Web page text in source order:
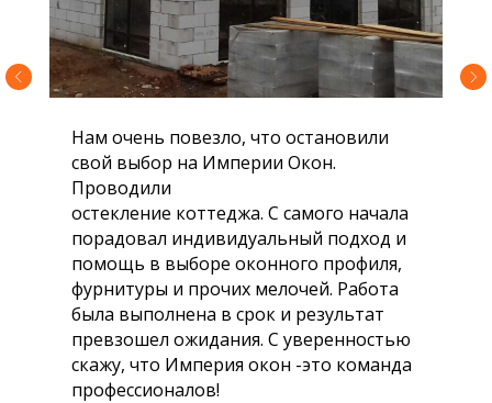
Нам очень повезло, что остановили
свой выбор на Империи Окон.
Проводили
остекление коттеджа. С самого начала
порадовал индивидуальный подход и
помощь в выборе оконного профиля,
фурнитуры и прочих мелочей. Работа
была выполнена в срок и результат
превзошел ожидания. С уверенностью
скажу, что Империя окон -это команда
профессионалов!